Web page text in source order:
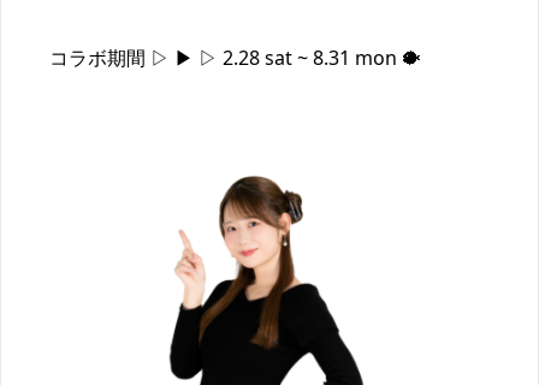
コラボ期間 ▷ ▶ ▷ 2.28 sat ~ 8.31 mon 🐡